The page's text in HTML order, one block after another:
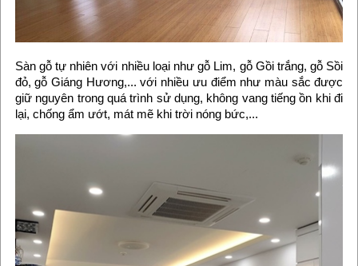
Sàn gỗ tự nhiên với nhiều loại như gỗ Lim, gỗ Gồi trắng, gỗ Sồi
đỏ, gỗ Giáng Hương,... với nhiều ưu điểm như màu sắc được
giữ nguyên trong quá trình sử dụng, không vang tiếng ồn khi đi
lại, chống ẩm ướt, mát mẽ khi trời nóng bức,...